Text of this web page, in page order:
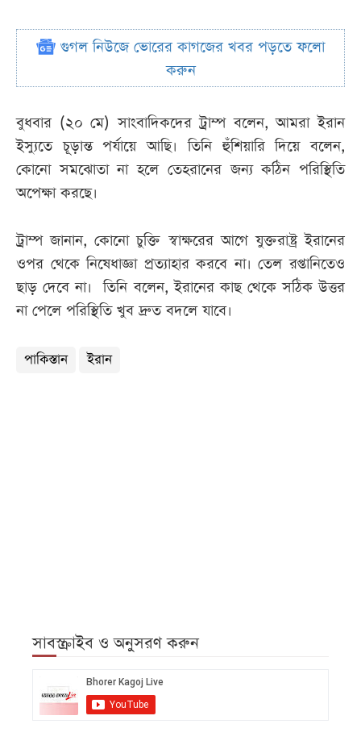
গুগল নিউজে ভোরের কাগজের খবর পড়তে ফলো
করুন
বুধবার (২০ মে) সাংবাদিকদের ট্রাম্প বলেন, আমরা ইরান
ইস্যুতে চূড়ান্ত পর্যায়ে আছি। তিনি হুঁশিয়ারি দিয়ে বলেন,
কোনো সমঝোতা না হলে তেহরানের জন্য কঠিন পরিস্থিতি
অপেক্ষা করছে।
ট্রাম্প জানান, কোনো চুক্তি স্বাক্ষরের আগে যুক্তরাষ্ট্র ইরানের
ওপর থেকে নিষেধাজ্ঞা প্রত্যাহার করবে না। তেল রপ্তানিতেও
ছাড় দেবে না। তিনি বলেন, ইরানের কাছ থেকে সঠিক উত্তর
না পেলে পরিস্থিতি খুব দ্রুত বদলে যাবে।
পাকিস্তান ইরান
সাবস্ক্রাইব ও অনুসরণ করুন